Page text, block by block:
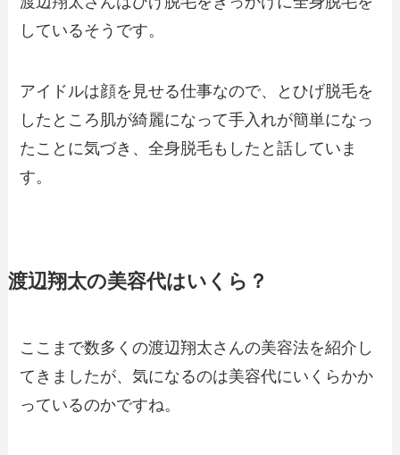
しているそうです。
アイドルは顔を見せる仕事なので、とひげ脱毛を
したところ肌が綺麗になって手入れが簡単になっ
たことに気づき、全身脱毛もしたと話していま
す。
渡辺翔太の美容代はいくら？
ここまで数多くの渡辺翔太さんの美容法を紹介し
てきましたが、気になるのは美容代にいくらかか
っているのかですね。